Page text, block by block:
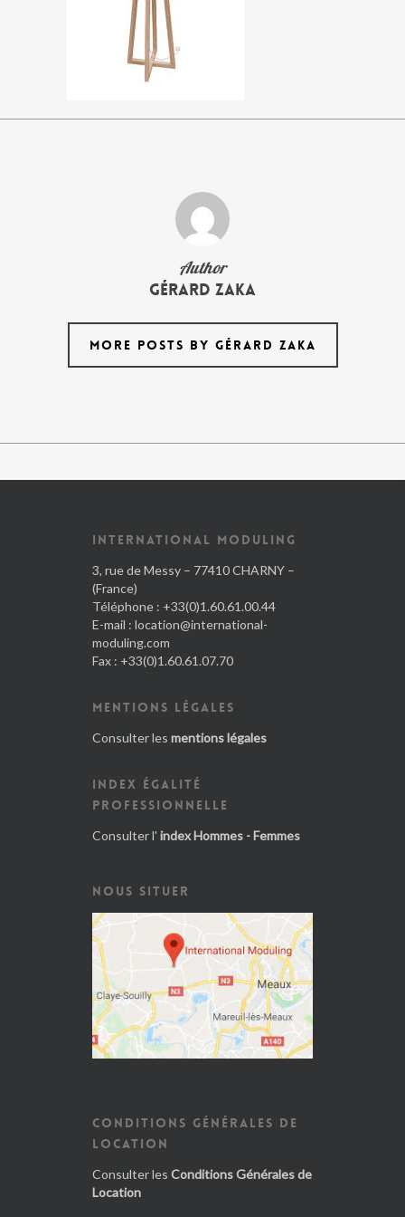
Author
Gérard Zaka
MORE POSTS BY GÉRARD ZAKA
INTERNATIONAL MODULING
3, rue de Messy – 77410 CHARNY –
(France)
Téléphone : +33(0)1.60.61.00.44
E-mail : location@international-
moduling.com
Fax : +33(0)1.60.61.07.70
MENTIONS LÉGALES
Consulter les mentions légales
INDEX ÉGALITÉ
PROFESSIONNELLE
Consulter l' index Hommes - Femmes
NOUS SITUER
CONDITIONS GÉNÉRALES DE
LOCATION
Consulter les Conditions Générales de
Location